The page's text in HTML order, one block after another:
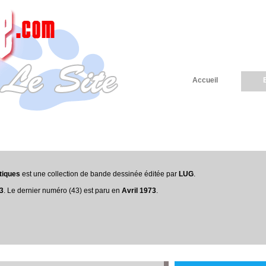
Accueil
est une collection de bande dessinée éditée par LUG.
. Le dernier numéro (43) est paru en Avril 1973.